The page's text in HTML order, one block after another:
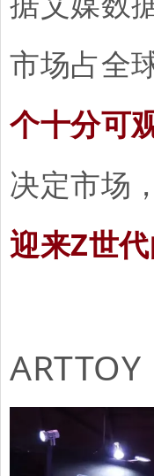
市场占全
个十分可
决定市场
迎来Z世代